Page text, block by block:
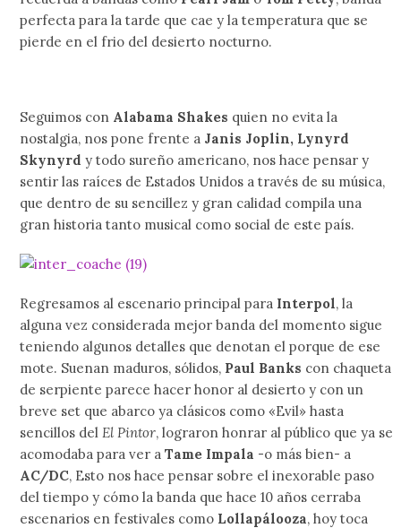
perfecta para la tarde que cae y la temperatura que se
pierde en el frio del desierto nocturno.
Seguimos con Alabama Shakes quien no evita la
nostalgia, nos pone frente a Janis Joplin, Lynyrd
Skynyrd y todo sureño americano, nos hace pensar y
sentir las raíces de Estados Unidos a través de su música,
que dentro de su sencillez y gran calidad compila una
gran historia tanto musical como social de este país.
Regresamos al escenario principal para Interpol, la
alguna vez considerada mejor banda del momento sigue
teniendo algunos detalles que denotan el porque de ese
mote. Suenan maduros, sólidos, Paul Banks con chaqueta
de serpiente parece hacer honor al desierto y con un
breve set que abarco ya clásicos como «Evil» hasta
sencillos del El Pintor, lograron honrar al público que ya se
acomodaba para ver a Tame Impala -o más bien- a
AC/DC, Esto nos hace pensar sobre el inexorable paso
del tiempo y cómo la banda que hace 10 años cerraba
escenarios en festivales como Lollapálooza, hoy toca